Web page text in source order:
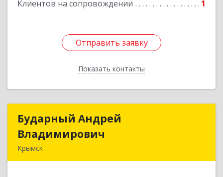
Клиентов на сопровождении 1
Отправить заявку
Показать контакты
Отправить заявку
Назад
Бударный Андрей
Владимирович
Крымск
Бударный Андрей